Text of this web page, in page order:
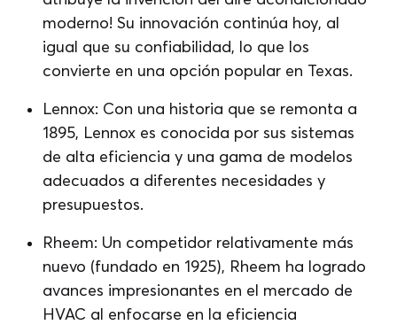
moderno! Su innovación continúa hoy, al
igual que su confiabilidad, lo que los
convierte en una opción popular en Texas.
Lennox: Con una historia que se remonta a
1895, Lennox es conocida por sus sistemas
de alta eficiencia y una gama de modelos
adecuados a diferentes necesidades y
presupuestos.
Rheem: Un competidor relativamente más
nuevo (fundado en 1925), Rheem ha logrado
avances impresionantes en el mercado de
HVAC al enfocarse en la eficiencia